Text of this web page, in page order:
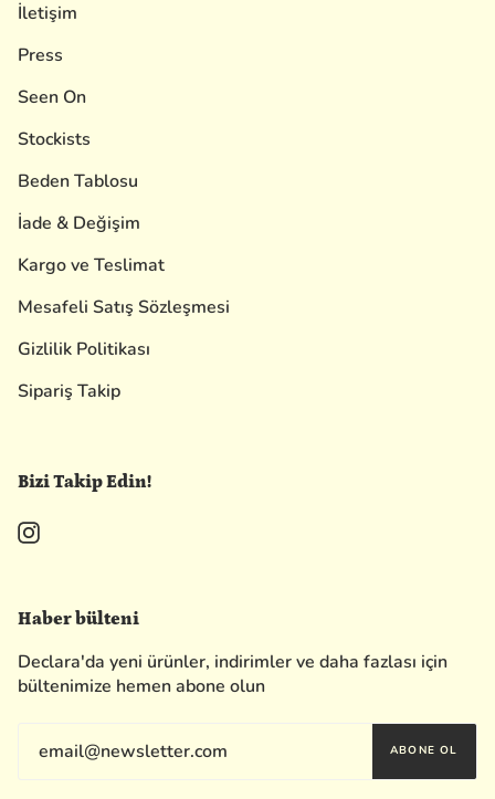
İletişim
Press
Seen On
Stockists
Beden Tablosu
İade & Değişim
Kargo ve Teslimat
Mesafeli Satış Sözleşmesi
Gizlilik Politikası
Sipariş Takip
Bizi Takip Edin!
Instagram
Haber bülteni
Declara'da yeni ürünler, indirimler ve daha fazlası için
bültenimize hemen abone olun
ABONE OL